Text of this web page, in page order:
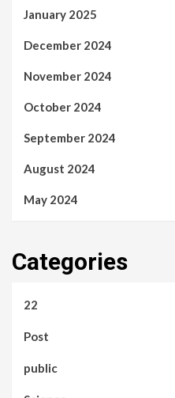
January 2025
December 2024
November 2024
October 2024
September 2024
August 2024
May 2024
Categories
22
Post
public